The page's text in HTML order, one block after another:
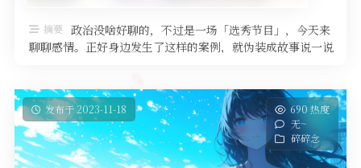
摘要 政治没啥好聊的，不过是一场「选秀节目」，今天来
聊聊感情。正好身边发生了这样的案例，就伪装成故事说一说
发布于 2023-11-18
690 热度
无~
碎碎念